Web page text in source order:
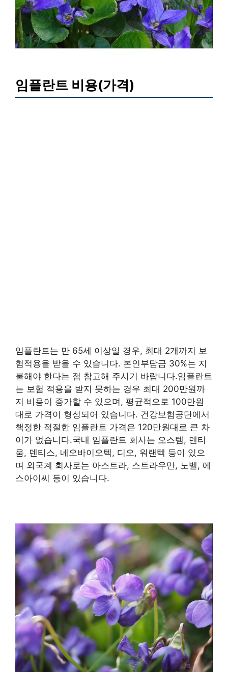
임플란트 비용(가격)
임플란트는 만 65세 이상일 경우, 최대 2개까지 보
험적용을 받을 수 있습니다. 본인부담금 30%는 지
불해야 한다는 점 참고해 주시기 바랍니다.임플란트
는 보험 적용을 받지 못하는 경우 최대 200만원까
지 비용이 증가할 수 있으며, 평균적으로 100만원
대로 가격이 형성되어 있습니다. 건강보험공단에서
책정한 적절한 임플란트 가격은 120만원대로 큰 차
이가 없습니다.국내 임플란트 회사는 오스템, 덴티
움, 덴티스, 네오바이오텍, 디오, 워랜텍 등이 있으
며 외국계 회사로는 아스트라, 스트라우만, 노벨, 에
스아이씨 등이 있습니다.